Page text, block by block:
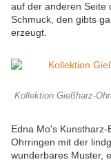
auf der anderen Seite
Schmuck, den gibts
erzeugt.
Kollektion Gießharz-
Edna Mo's
Ohrringen mit der
wunderbares Muster,